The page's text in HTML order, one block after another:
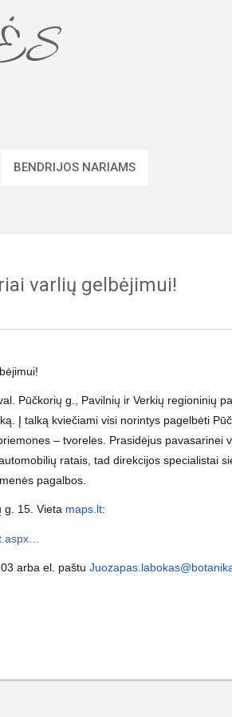
BENDRIJOS NARIAMS
varlių gelbėjimui!
Pūčkorių g., Pavilnių ir Verkių regioninių
Į talką kviečiami visi norintys pagelbėti
– tvoreles. Prasidėjus pavasarinei
ratais, tad direkcijos specialistai
pagalbos.
g. 15. Vieta maps.lt:
arba el. paštu